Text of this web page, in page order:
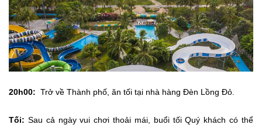
20h00: Trở về Thành phố, ăn tối tại nhà hàng Đèn Lồng Đỏ.
Tối: Sau cả ngày vui chơi thoải mái, buổi tối Quý khách có thể